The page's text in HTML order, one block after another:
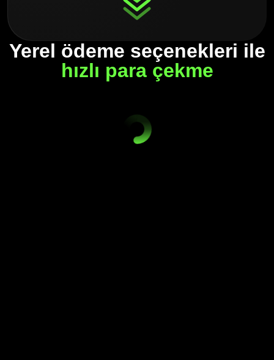
Yerel ödeme seçenekleri ile
hızlı para çekme